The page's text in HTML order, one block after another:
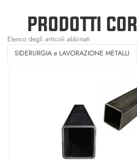
PRODOTTI
Elenco degli articoli abbinati
SIDERURGIA e LAVORAZIONE METALLI